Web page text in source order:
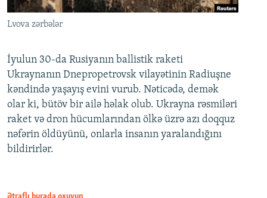
Lvova zərbələr
İyulun 30-da Rusiyanın ballistik raketi
Ukraynanın Dnepropetrovsk vilayətinin Radiuşne
kəndində yaşayış evini vurub. Nəticədə, demək
olar ki, bütöv bir ailə həlak olub. Ukrayna rəsmiləri
raket və dron hücumlarından ölkə üzrə azı doqquz
nəfərin öldüyünü, onlarla insanın yaralandığını
bildirirlər.